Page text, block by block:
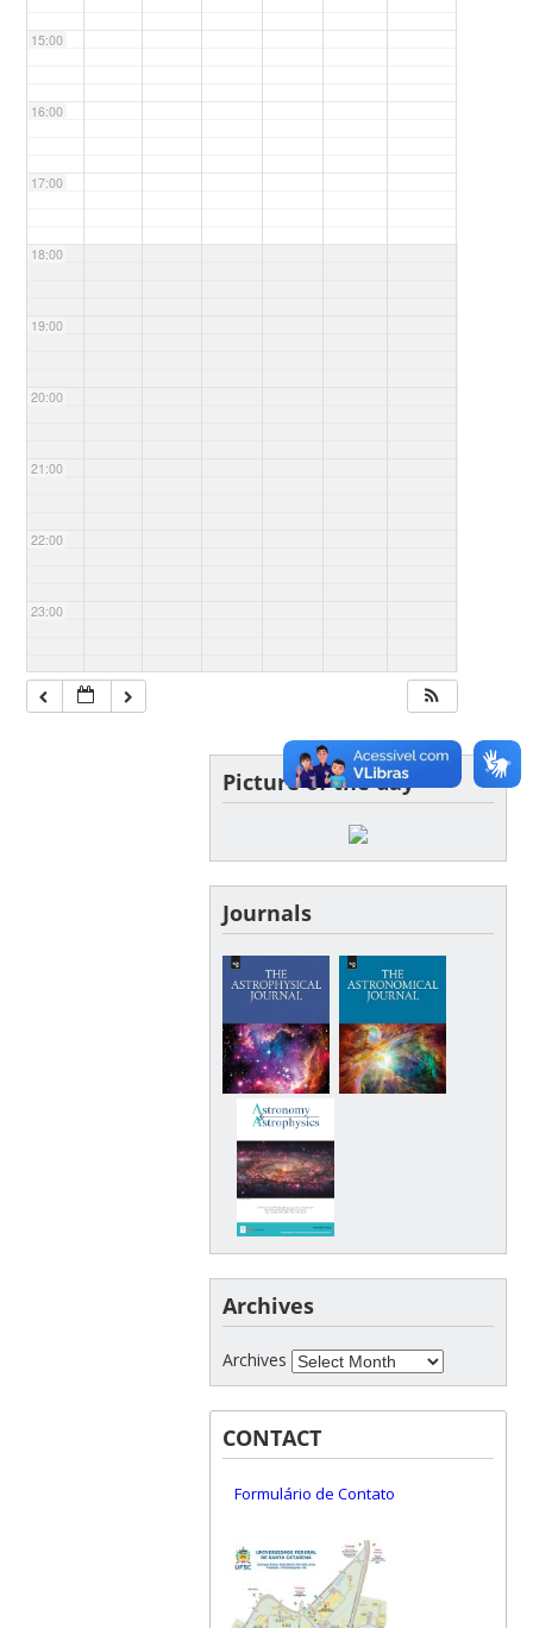
15:00
16:00
17:00
18:00
19:00
20:00
21:00
22:00
23:00
Picture of the day
Journals
Archives
Archives
CONTACT
Formulário de Contato